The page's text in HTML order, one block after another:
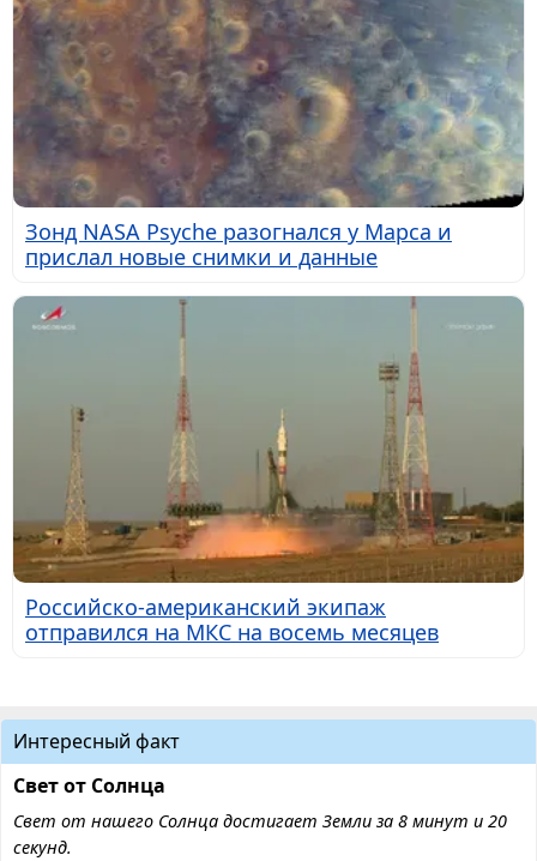
Зонд NASA Psyche разогнался у Марса и
прислал новые снимки и данные
Российско-американский экипаж
отправился на МКС на восемь месяцев
Интересный факт
Свет от Солнца
Свет от нашего Солнца достигает Земли за 8 минут и 20
секунд.